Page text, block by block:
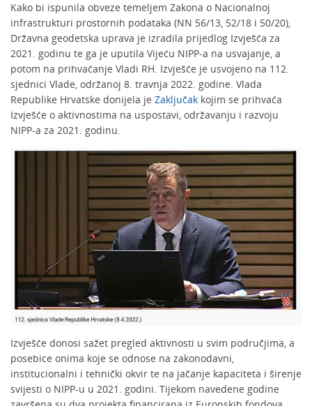
Kako bi ispunila obveze temeljem Zakona o Nacionalnoj
infrastrukturi prostornih podataka (NN 56/13, 52/18 i 50/20),
Državna geodetska uprava je izradila prijedlog Izvješća za
2021. godinu te ga je uputila Vijeću NIPP-a na usvajanje, a
potom na prihvaćanje Vladi RH. Izvješće je usvojeno na 112.
sjednici Vlade, održanoj 8. travnja 2022. godine. Vlada
Republike Hrvatske donijela je Zaključak kojim se prihvaća
Izvješće o aktivnostima na uspostavi, održavanju i razvoju
NIPP-a za 2021. godinu.
Izvješće donosi sažet pregled aktivnosti u svim područjima, a
posebice onima koje se odnose na zakonodavni,
institucionalni i tehnički okvir te na jačanje kapaciteta i širenje
svijesti o NIPP-u u 2021. godini. Tijekom navedene godine